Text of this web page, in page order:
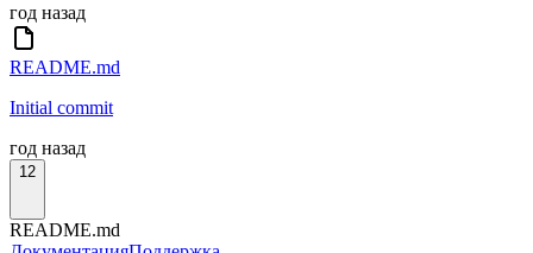
год назад
README.md
Initial commit
год назад
12
README.md